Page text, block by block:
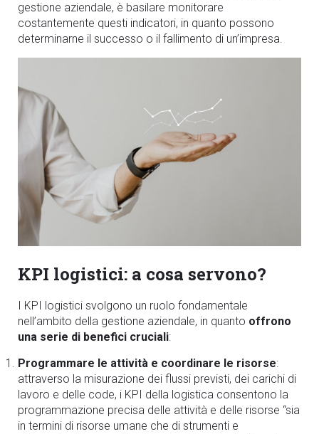
gestione aziendale, è basilare monitorare
costantemente questi indicatori, in quanto possono
determinarne il successo o il fallimento di un’impresa.
KPI logistici: a cosa servono?
I KPI logistici svolgono un ruolo fondamentale
nell’ambito della gestione aziendale, in quanto offrono
una serie di benefici cruciali:
Programmare le attività e coordinare le risorse:
attraverso la misurazione dei flussi previsti, dei carichi di
lavoro e delle code, i KPI della logistica consentono la
programmazione precisa delle attività e delle risorse “sia
in termini di risorse umane che di strumenti e